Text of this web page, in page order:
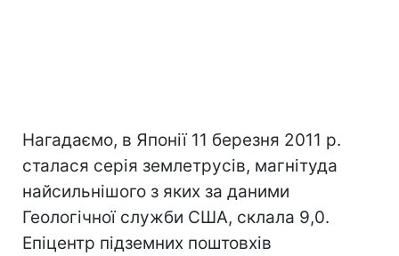
Нагадаємо, в Японії 11 березня 2011 р.
сталася серія землетрусів, магнітуда
найсильнішого з яких за даними
Геологічної служби США, склала 9,0.
Епіцентр підземних поштовхів